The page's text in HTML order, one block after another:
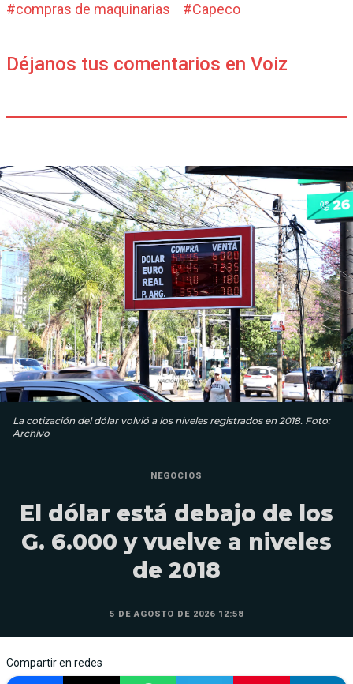
#compras de maquinarias #Capeco
Déjanos tus comentarios en Voiz
La cotización del dólar volvió a los niveles registrados en 2018. Foto:
Archivo
NEGOCIOS
El dólar está debajo de los
G. 6.000 y vuelve a niveles
de 2018
5 DE AGOSTO DE 2026 12:58
Compartir en redes